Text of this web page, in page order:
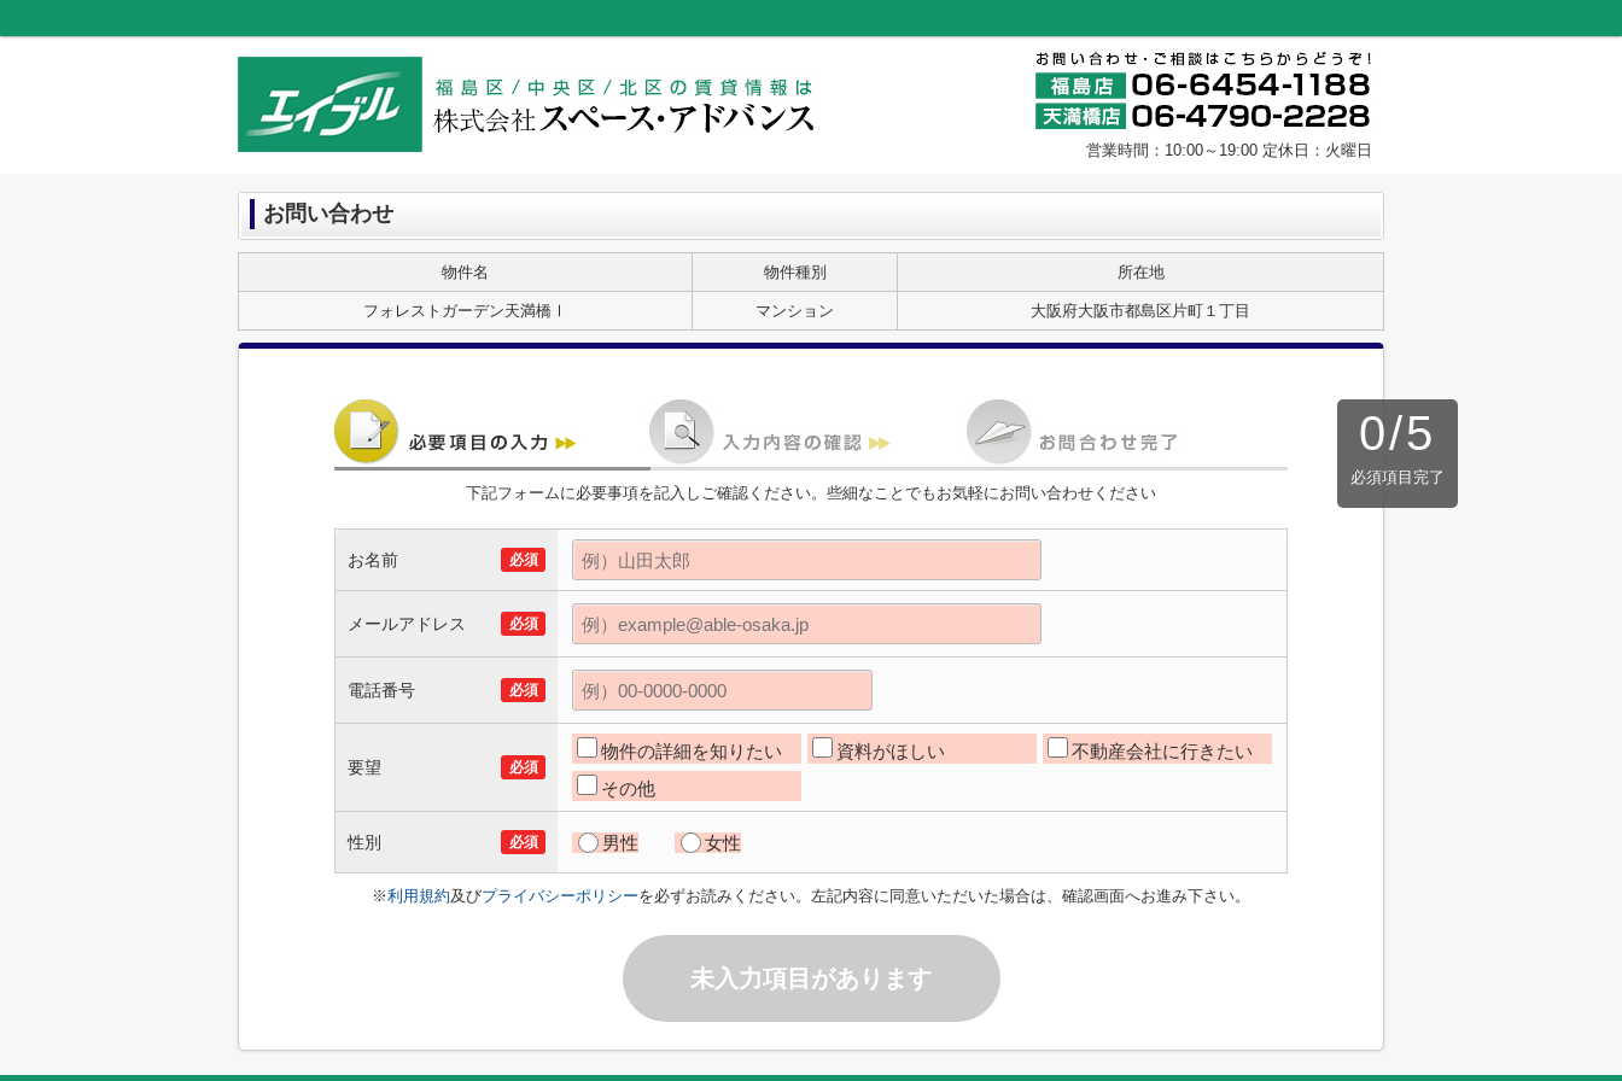
営業時間：10:00～19:00 定休日：火曜日
お問い合わせ
物件名 物件種別 所在地
フォレストガーデン天満橋Ⅰ マンション 大阪府大阪市都島区片町１丁目
0/5
必須項目完了
下記フォームに必要事項を記入しご確認ください。些細なことでもお気軽にお問い合わせください
お名前 必須
メールアドレス 必須
電話番号 必須
要望 必須
物件の詳細を知りたい 資料がほしい
不動産会社に行きたい
その他
性別 必須 男性 女性
※利用規約及びプライバシーポリシーを必ずお読みください。左記内容に同意いただいた場合は、確認画面へお進み下さい。
未入力項目があります